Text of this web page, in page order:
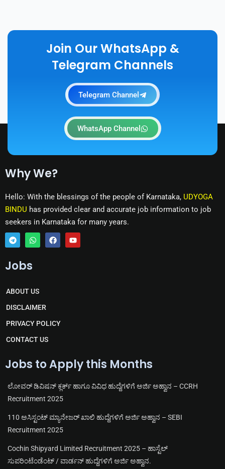
Join Our WhatsApp &
Telegram Channels
Telegram Channel
WhatsApp Channel
Why We?
Hello: With the blessings of the people of Karnataka, UDYOGA
BINDU has provided clear and accurate job information to job
seekers in Karnataka for many years.
T
l
r
a
m
W
a
a
p
p
F Y
Jobs
ABOUT US
DISCLAIMER
PRIVACY POLICY
CONTACT US
Jobs to Apply this Months
ಲೋವರ್ ಡಿವಿಷನ್ ಕ್ಲರ್ಕ್ ಹಾಗೂ ವಿವಿಧ ಹುದ್ದೆಗಳಿಗೆ ಅರ್ಜಿ ಅಹ್ವಾನ – CCRH
Recruitment 2025
110 ಅಸಿಸ್ಟಂಟ್ ಮ್ಯಾನೇಜರ್ ಖಾಲಿ ಹುದ್ದೆಗಳಿಗೆ ಅರ್ಜಿ ಅಹ್ವಾನ – SEBI
Recruitment 2025
Cochin Shipyard Limited Recruitment 2025 – ಹಾಸ್ಟೆಲ್
ಸುಪರಿಂಟೆಂಡೆಂಟ್ / ವಾರ್ಡನ್ ಹುದ್ದೆಗಳಿಗೆ ಅರ್ಜಿ ಅಹ್ವಾನ.